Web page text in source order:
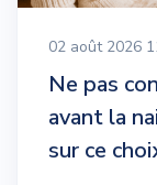
02 août 2026
Ne pas
avant la
sur ce